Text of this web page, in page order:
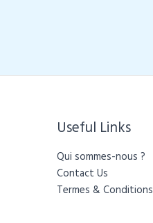
Useful Links
Qui sommes-nous ?
Contact Us
Termes & Conditions